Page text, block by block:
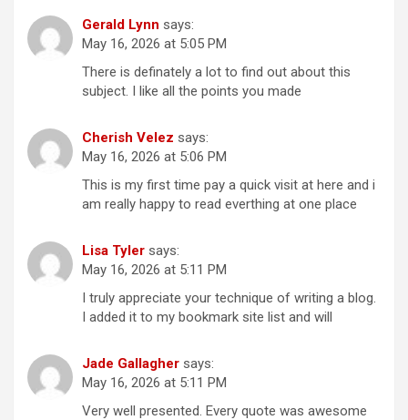
Gerald Lynn says:
May 16, 2026 at 5:05 PM
There is definately a lot to find out about this
subject. I like all the points you made
Cherish Velez says:
May 16, 2026 at 5:06 PM
This is my first time pay a quick visit at here and i
am really happy to read everthing at one place
Lisa Tyler says:
May 16, 2026 at 5:11 PM
I truly appreciate your technique of writing a blog.
I added it to my bookmark site list and will
Jade Gallagher says:
May 16, 2026 at 5:11 PM
Very well presented. Every quote was awesome